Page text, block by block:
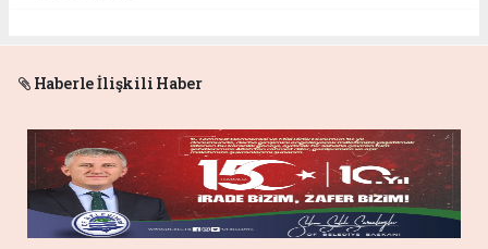
Haberle İlişkili Haber